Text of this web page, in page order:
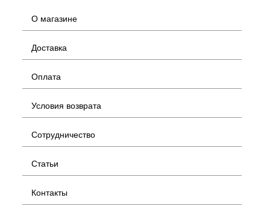
О магазине
Доставка
Оплата
Условия возврата
Сотрудничество
Статьи
Контакты